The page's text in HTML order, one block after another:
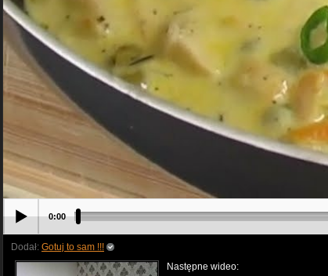
0:00
Dodał: Gotuj to sam !!!
Następne wideo: